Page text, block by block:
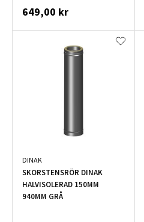
649,00 kr
DINAK
SKORSTENSRÖR DINAK
HALVISOLERAD 150MM
940MM GRÅ